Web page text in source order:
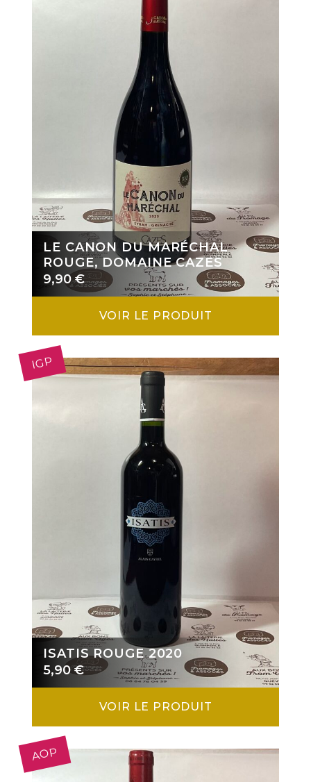
LE CANON DU MARÉCHAL
ROUGE, DOMAINE CAZES
9,90€
VOIR LE PRODUIT
ISATIS ROUGE 2020
5,90€
VOIR LE PRODUIT
IGP
AOP